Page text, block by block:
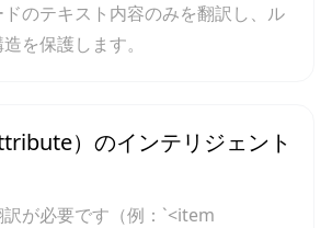
ドのテキスト内容のみを翻訳し、ル
を保護します。
）のインテリジェント
が必要です（例：`<item